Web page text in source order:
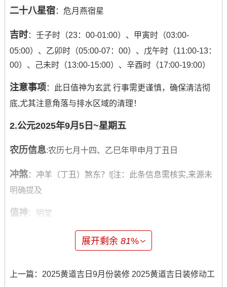
二十八星宿：危月燕宿星
吉时：壬子时（23：00-01:00）、甲寅时（03:00-
05:00）、乙卯时（05:00-07：00）、戊午时（11:00-13：
00）、己未时（13:00-15:00）、辛酉时（17:00-19:00）
注意事项 ：此日值神为玄武 行事需更谨慎，确保清洁彻
底,尤其注意角落与排水区域的清理！
2.公元2025年9月5日~星期五
农历信息:农历七月十四、乙巳年甲申月丁丑日
冲煞：冲羊（丁丑）煞东？![注：此条信息需核实,来源未
明确提及
值神 ：明堂
展开剩余81%
上一篇： 2025黄道吉日9月份装修 2025黄道吉日装修动工